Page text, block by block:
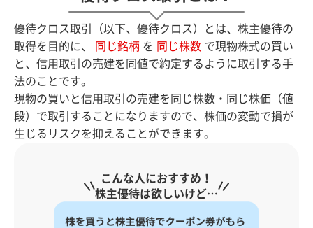
優待クロス取引（以下、優待クロス）とは、株主優待の
取得を目的に、
同じ銘柄 を 同じ株数 で現物株式の買い
と、信用取引の売建を同値で約定するように取引する手
法のことです。
現物の買いと信用取引の売建を同じ株数・同じ株価（値
段）で取引することになりますので、株価の変動で損が
生じるリスクを抑えることができます。
こんな人におすすめ！
株主優待は欲しいけど…